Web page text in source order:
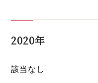
2020年
該当なし